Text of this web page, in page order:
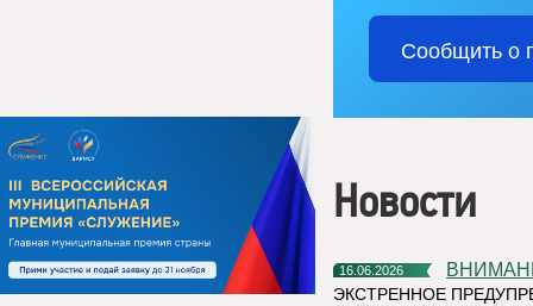
Сообщить о
Новости
16.06.2026
ЭКСТРЕННОЕ